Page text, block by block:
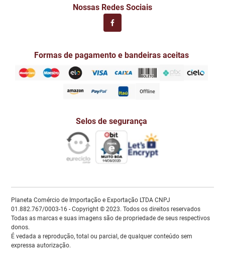
Nossas Redes Sociais
Formas de pagamento e bandeiras aceitas
Selos de segurança
Planeta Comércio de Importação e Exportação LTDA CNPJ
01.882.767/0003-16 - Copyright © 2023. Todos os direitos reservados
Todas as marcas e suas imagens são de propriedade de seus respectivos
donos.
É vedada a reprodução, total ou parcial, de qualquer conteúdo sem
expressa autorização.